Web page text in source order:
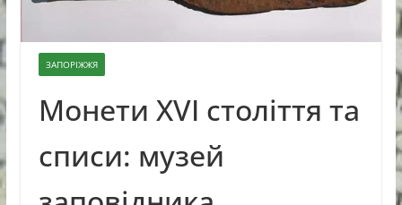
ЗАПОРІЖЖЯ
Монети ХVI століття та
списи: музей